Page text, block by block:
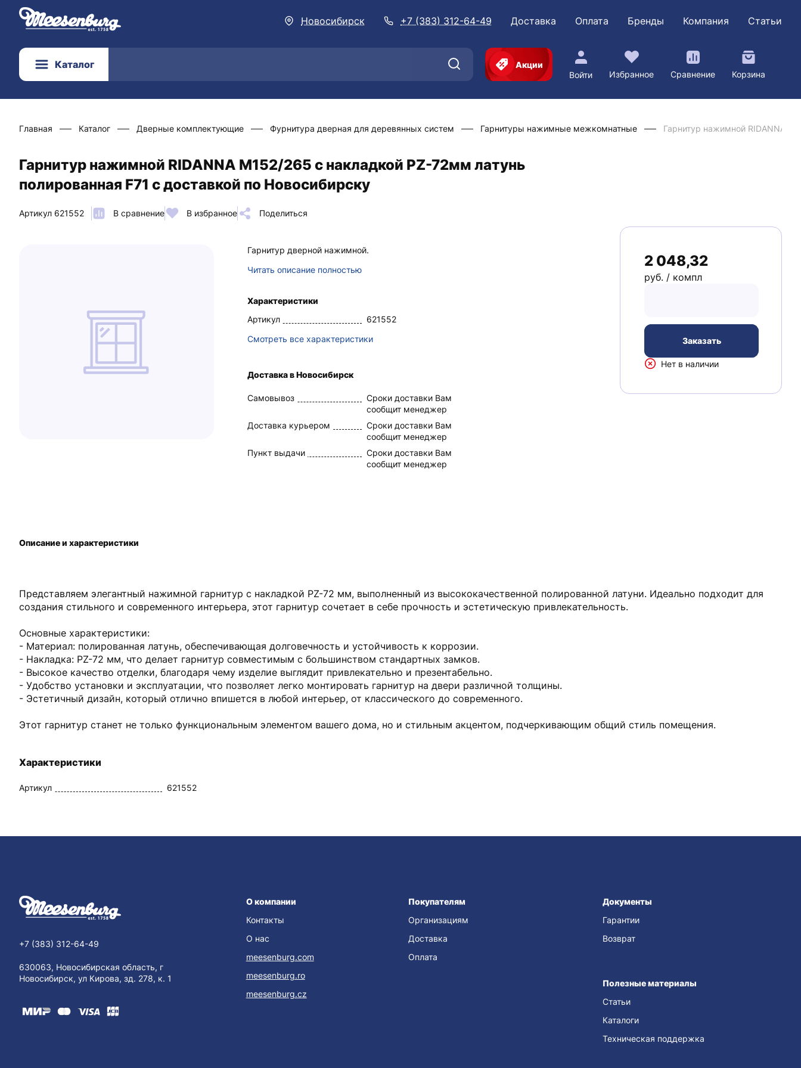
Новосибирск +7 (383) 312-64-49 Доставка Оплата Бренды Компания Статьи
Каталог
Акции
Войти
Избранное Сравнение Корзина
Главная Каталог Дверные комплектующие Фурнитура дверная для деревянных систем Гарнитуры нажимные межкомнатные Гарнитур нажимной RIDANNA
Гарнитур нажимной RIDANNA M152/265 с накладкой PZ-72мм латунь
полированная F71 с доставкой по Новосибирску
Артикул 621552 В сравнение В избранное Поделиться
Гарнитур дверной нажимной.
Читать описание полностью
Характеристики
Артикул
621552
Смотреть все характеристики
Доставка в Новосибирск
Самовывоз
Сроки доставки Вам
сообщит менеджер
Доставка курьером
Сроки доставки Вам
сообщит менеджер
Пункт выдачи
Сроки доставки Вам
сообщит менеджер
2 048,32
руб. / компл
Заказать
Нет в наличии
Представляем элегантный нажимной гарнитур с накладкой PZ-72 мм, выполненный из высококачественной полированной латуни. Идеально подходит для
создания стильного и современного интерьера, этот гарнитур сочетает в себе прочность и эстетическую привлекательность.
Основные характеристики:
- Материал: полированная латунь, обеспечивающая долговечность и устойчивость к коррозии.
- Накладка: PZ-72 мм, что делает гарнитур совместимым с большинством стандартных замков.
- Высокое качество отделки, благодаря чему изделие выглядит привлекательно и презентабельно.
- Удобство установки и эксплуатации, что позволяет легко монтировать гарнитур на двери различной толщины.
- Эстетичный дизайн, который отлично впишется в любой интерьер, от классического до современного.
Этот гарнитур станет не только функциональным элементом вашего дома, но и стильным акцентом, подчеркивающим общий стиль помещения.
Характеристики
Артикул 621552
Описание и характеристики
+7 (383) 312-64-49
630063, Новосибирская область, г
Новосибирск, ул Кирова, зд. 278, к. 1
О компании
Контакты
О нас
meesenburg.com
meesenburg.ro
meesenburg.cz
Покупателям
Организациям
Доставка
Оплата
Документы
Гарантии
Возврат
Полезные материалы
Статьи
Каталоги
Техническая поддержка